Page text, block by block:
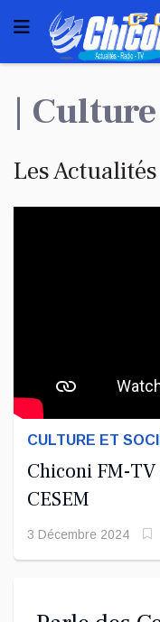
|
Les Actualités
CULTURE ET
Chiconi FM-
CESEM
3 Décembre 2024